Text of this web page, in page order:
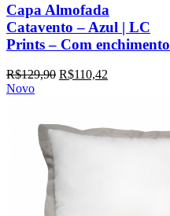
Capa Almofada
Catavento – Azul | LC
Prints – Com enchimento
R$129,90 R$110,42
Novo